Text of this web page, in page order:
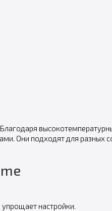
Они подходят для разных
настройки.